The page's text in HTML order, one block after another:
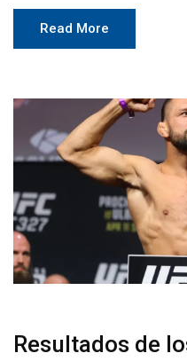
Read More
Resultados de